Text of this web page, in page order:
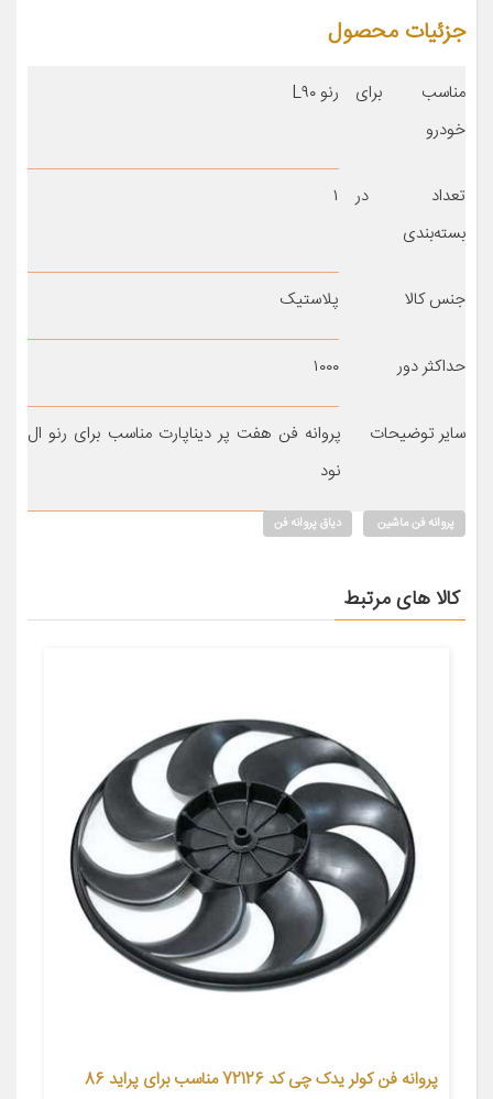
جزئیات محصول
مناسب برای
خودرو
رنو L۹۰
تعداد در
بسته‌بندی
۱
جنس کالا پلاستیک
حداکثر دور ۱۰۰۰
سایر توضیحات
پروانه فن هفت پر دیناپارت مناسب برای رنو ال
نود
پروانه فن ماشین دیاق پروانه فن
کالا های مرتبط
پروانه فن کولر یدک چی کد 72126 مناسب برای پراید 86